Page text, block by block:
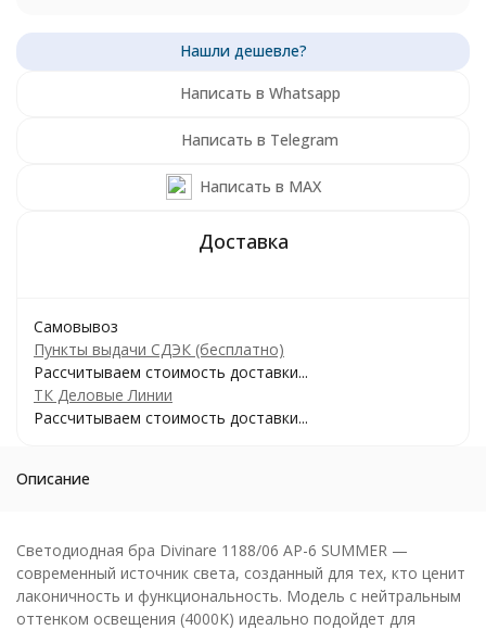
Написать в Whatsapp
Написать в Telegram
Написать в MAX
Самовывоз
Пункты выдачи СДЭК (бесплатно)
Рассчитываем стоимость доставки...
ТК Деловые Линии
Рассчитываем стоимость доставки...
Описание
Светодиодная бра Divinare 1188/06 AP-6 SUMMER —
современный источник света, созданный для тех, кто ценит
лаконичность и функциональность. Модель с нейтральным
оттенком освещения (4000K) идеально подойдет для